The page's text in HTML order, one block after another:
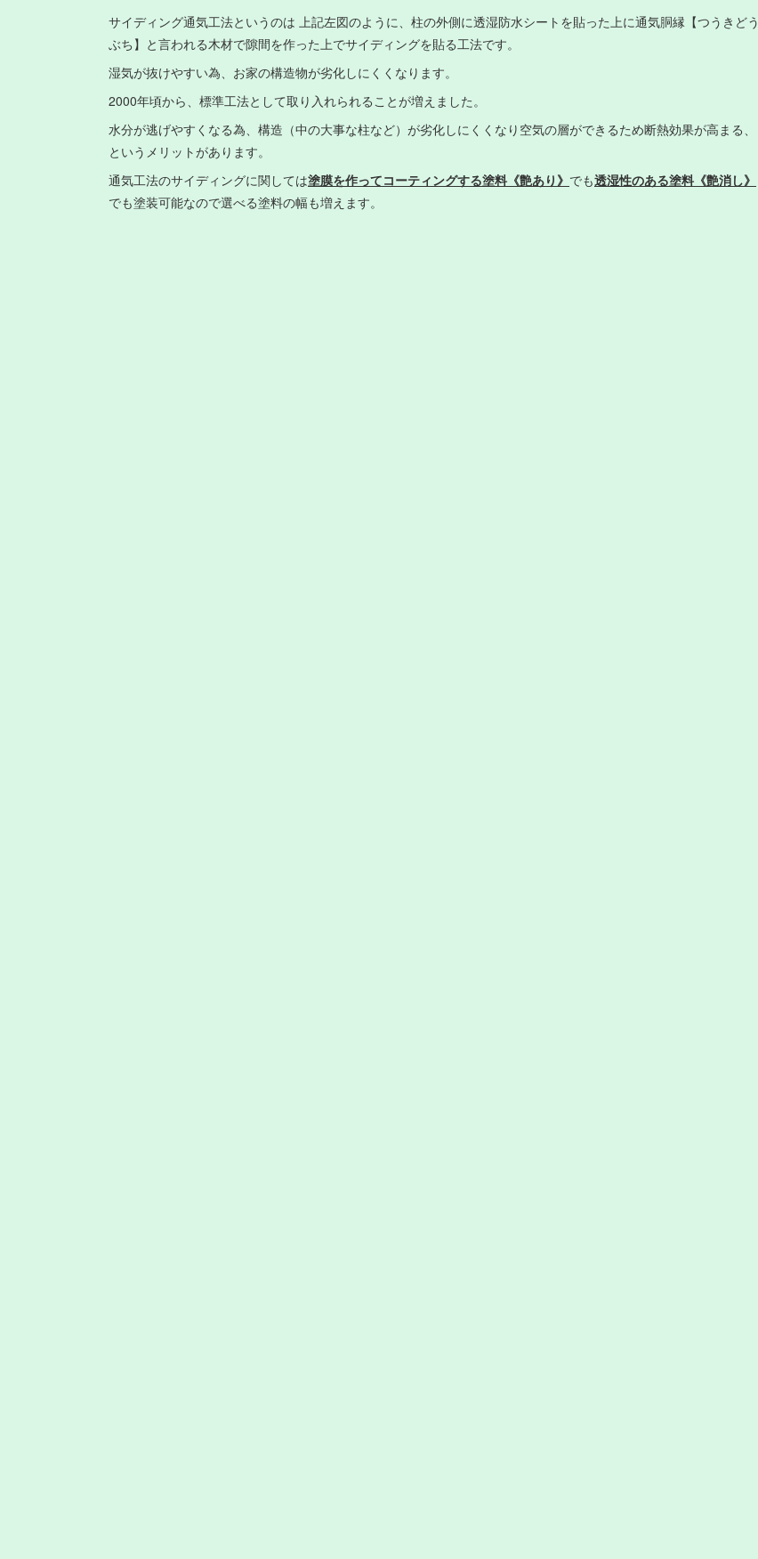
サイディング通気工法というのは 上記左図のように、柱の外側に透湿防水シートを貼った上に通気胴縁【つうきどう
ぶち】と言われる木材で隙間を作った上でサイディングを貼る工法です。
湿気が抜けやすい為、お家の構造物が劣化しにくくなります。
2000年頃から、標準工法として取り入れられることが増えました。
水分が逃げやすくなる為、構造（中の大事な柱など）が劣化しにくくなり空気の層ができるため断熱効果が高まる、
というメリットがあります。
通気工法のサイディングに関しては塗膜を作ってコーティングする塗料《艶あり》 でも透湿性のある塗料《艶消し》
でも塗装可能なので選べる塗料の幅も増えます。